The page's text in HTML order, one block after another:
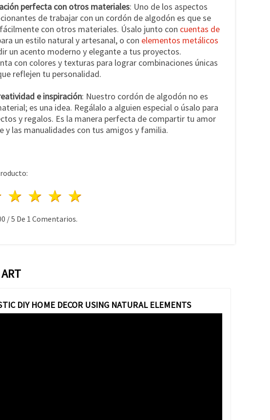
perfecta con otros materiales: Uno de los aspectos
de trabajar con un cordón de algodón es que se
con otros materiales. Úsalo junto con cuentas de
un estilo natural y artesanal, o con elementos metálicos
un acento moderno y elegante a tus proyectos.
con colores y texturas para lograr combinaciones únicas
reflejen tu personalidad.
e inspiración: Nuestro cordón de algodón no es
es una idea. Regálalo a alguien especial o úsalo para
y regalos. Es la manera perfecta de compartir tu amor
y las manualidades con tus amigos y familia.
4 estrellas
3 estrellas
2 estrellas
1 estrella
/5 De 1 Comentarios.
DIY HOME DECOR USING NATURAL ELEMENTS